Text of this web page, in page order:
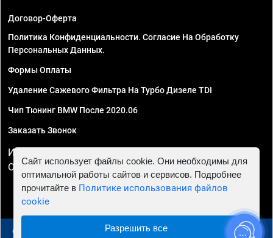
Договор-Оферта
Политика Конфиденциальности. Согласие На Обработку
Персональных Данных.
Формы Оплаты
Удаление Сажевого Фильтра На Турбо Дизеле TDI
Чип Тюнинг BMW После 2020.06
Заказать Звонок
ИП Смирнов Георгий Павлович. ИНН 781302555843,
ОГРНИП 324470400032610
© 2010 - 2026 Чип тюнинг в Москве и МО - Автосервис
Сайт использует файлы cookie. Они необходимы для
оптимальной работы сайтов и сервисов. Подробнее
прочитайте в Политике использования файлов
cookie
Разрешить все